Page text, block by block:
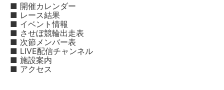
■ 開催カレンダー
■ レース結果
■ イベント情報
■ させぼ競輪出走表
■ 次節メンバー表
■ LIVE配信チャンネル
■ 施設案内
■ アクセス